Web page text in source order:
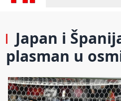
Japan i
plasman u